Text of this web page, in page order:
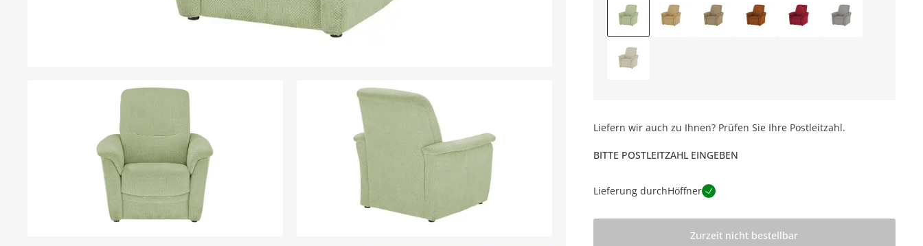
Liefern wir auch zu Ihnen? Prüfen Sie Ihre Postleitzahl.
BITTE POSTLEITZAHL EINGEBEN
Lieferung durchHöffner
Zurzeit nicht bestellbar